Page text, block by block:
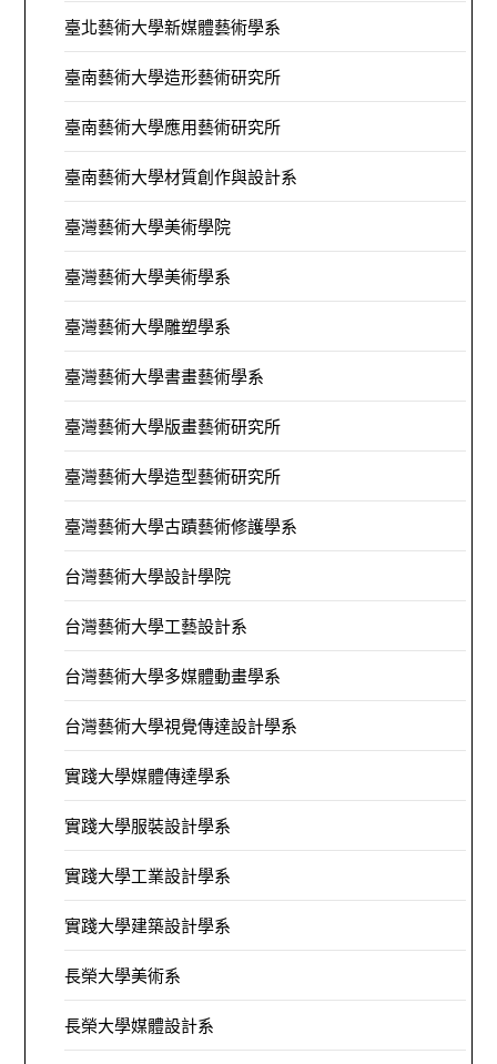
臺北藝術大學新媒體藝術學系
臺南藝術大學造形藝術研究所
臺南藝術大學應用藝術研究所
臺南藝術大學材質創作與設計系
臺灣藝術大學美術學院
臺灣藝術大學美術學系
臺灣藝術大學雕塑學系
臺灣藝術大學書畫藝術學系
臺灣藝術大學版畫藝術研究所
臺灣藝術大學造型藝術研究所
臺灣藝術大學古蹟藝術修護學系
台灣藝術大學設計學院
台灣藝術大學工藝設計系
台灣藝術大學多媒體動畫學系
台灣藝術大學視覺傳達設計學系
實踐大學媒體傳達學系
實踐大學服裝設計學系
實踐大學工業設計學系
實踐大學建築設計學系
長榮大學美術系
長榮大學媒體設計系